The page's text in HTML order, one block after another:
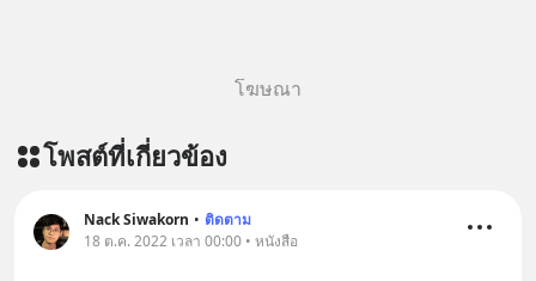
โฆษณา
โพสต์ที่เกี่ยวข้อง
Nack Siwakorn • ติดตาม
18 ต.ค. 2022 เวลา 00:00 • หนังสือ